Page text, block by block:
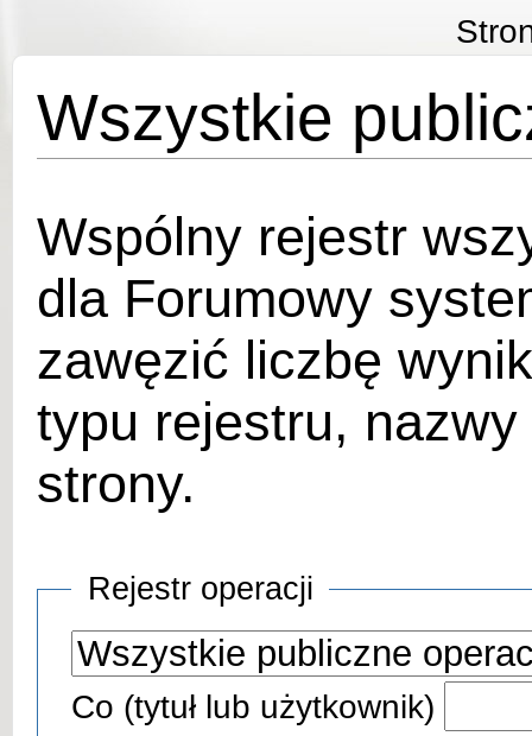
Wszystkie
Wspólny rejestr
dla Forumowy
zawęzić liczbę
typu rejestru,
strony.
Rejestr operacji
Co (tytuł lub użytkownik)